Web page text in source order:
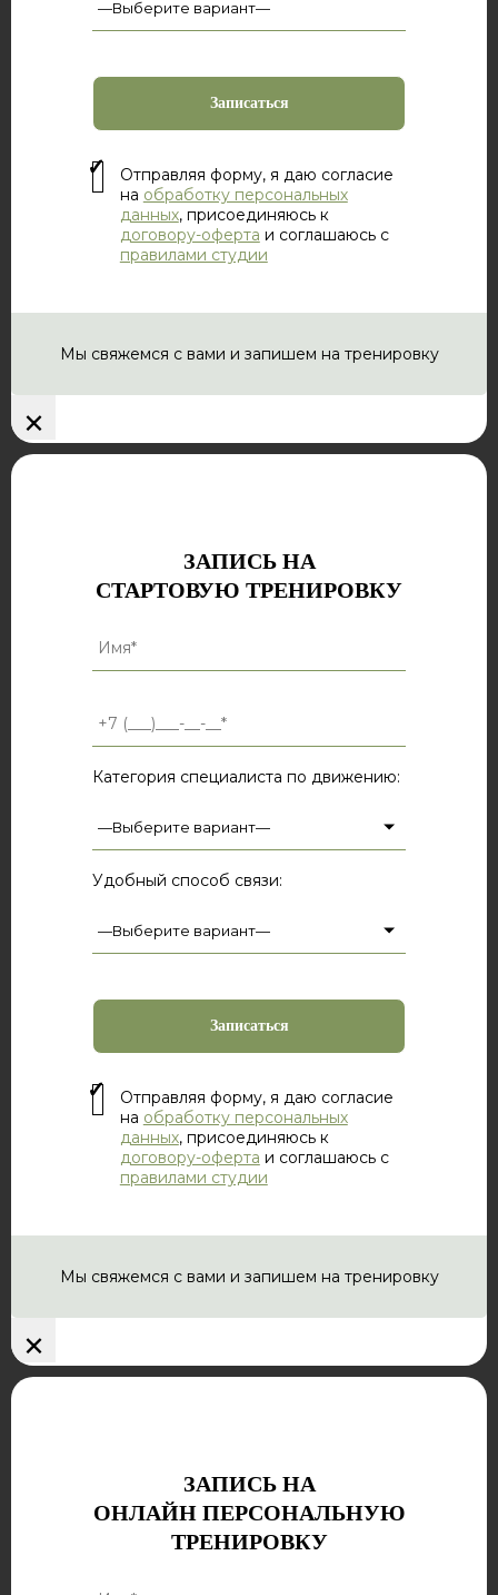
Отправляя форму, я даю согласие
на обработку персональных
данных, присоединяюсь к
договору-оферта и соглашаюсь с
правилами студии
Мы свяжемся с вами и запишем на тренировку
×
ЗАПИСЬ НА
СТАРТОВУЮ ТРЕНИРОВКУ
Категория специалиста по движению:
Удобный способ связи:
Отправляя форму, я даю согласие
на обработку персональных
данных, присоединяюсь к
договору-оферта и соглашаюсь с
правилами студии
Мы свяжемся с вами и запишем на тренировку
×
ЗАПИСЬ НА
ОНЛАЙН ПЕРСОНАЛЬНУЮ
ТРЕНИРОВКУ